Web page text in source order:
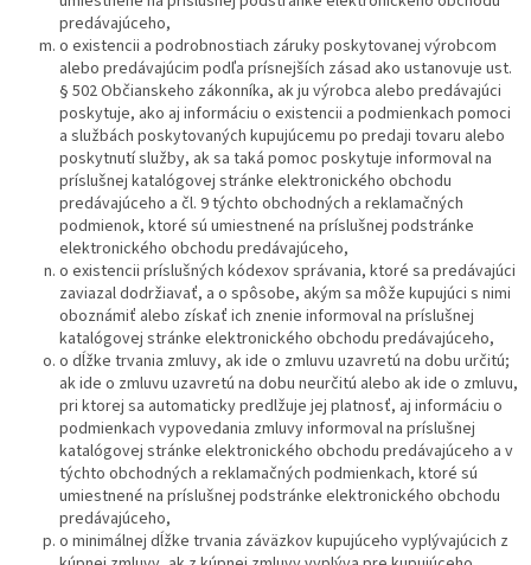
predávajúceho,
o existencii a podrobnostiach záruky poskytovanej výrobcom
alebo predávajúcim podľa prísnejších zásad ako ustanovuje ust.
§ 502 Občianskeho zákonníka, ak ju výrobca alebo predávajúci
poskytuje, ako aj informáciu o existencii a podmienkach pomoci
a službách poskytovaných kupujúcemu po predaji tovaru alebo
poskytnutí služby, ak sa taká pomoc poskytuje informoval na
príslušnej katalógovej stránke elektronického obchodu
predávajúceho a čl. 9 týchto obchodných a reklamačných
podmienok, ktoré sú umiestnené na príslušnej podstránke
elektronického obchodu predávajúceho,
o existencii príslušných kódexov správania, ktoré sa predávajúci
zaviazal dodržiavať, a o spôsobe, akým sa môže kupujúci s nimi
oboznámiť alebo získať ich znenie informoval na príslušnej
katalógovej stránke elektronického obchodu predávajúceho,
o dĺžke trvania zmluvy, ak ide o zmluvu uzavretú na dobu určitú;
ak ide o zmluvu uzavretú na dobu neurčitú alebo ak ide o zmluvu,
pri ktorej sa automaticky predlžuje jej platnosť, aj informáciu o
podmienkach vypovedania zmluvy informoval na príslušnej
katalógovej stránke elektronického obchodu predávajúceho a v
týchto obchodných a reklamačných podmienkach, ktoré sú
umiestnené na príslušnej podstránke elektronického obchodu
predávajúceho,
o minimálnej dĺžke trvania záväzkov kupujúceho vyplývajúcich z